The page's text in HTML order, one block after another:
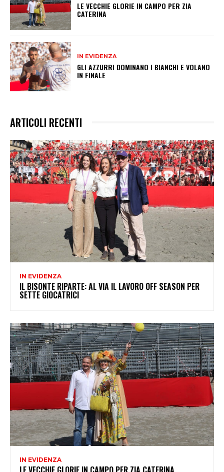
LE VECCHIE GLORIE IN CAMPO PER ZIA
CATERINA
IN EVIDENZA
GLI AZZURRI DOMINANO I BIANCHI E VOLANO
IN FINALE
ARTICOLI RECENTI
IN EVIDENZA
IL BISONTE RIPARTE: AL VIA IL LAVORO OFF SEASON PER
SETTE GIOCATRICI
IN EVIDENZA